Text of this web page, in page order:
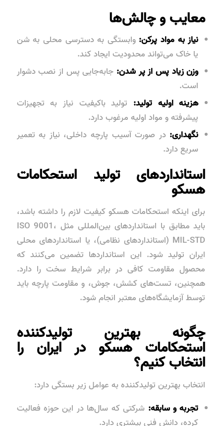
معایب و چالش‌ها
نیاز به مواد پرکن: وابستگی به دسترسی محلی به شن
یا خاک می‌تواند محدودیت ایجاد کند.
وزن زیاد پس از پر شدن: جابه‌جایی پس از نصب دشوار
است.
هزینه اولیه تولید: تولید باکیفیت نیاز به تجهیزات
پیشرفته و مواد اولیه مرغوب دارد.
نگهداری: در صورت آسیب پارچه داخلی، نیاز به تعمیر
سریع دارد.
استانداردهای تولید استحکامات
هسکو
برای اینکه استحکامات هسکو کیفیت لازم را داشته باشد،
باید مطابق با استانداردهای بین‌المللی مثل ISO 9001،
MIL-STD (استانداردهای نظامی)، یا استانداردهای محلی
ایران تولید شود. این استانداردها تضمین می‌کنند که
محصول مقاومت کافی در برابر شرایط سخت را دارد.
همچنین، تست‌های کشش، جوش، و مقاومت پارچه باید
توسط آزمایشگاه‌های معتبر انجام شود.
چگونه بهترین تولیدکننده
استحکامات هسکو در ایران را
انتخاب کنیم؟
انتخاب بهترین تولیدکننده به عوامل زیر بستگی دارد:
تجربه و سابقه: شرکتی که سال‌ها در این حوزه فعالیت
کرده، دانش فنی بیشتری دارد.